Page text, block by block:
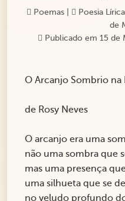
Poemas Poesia Lírica
de
Publicado em 15 de
O Arcanjo Sombrio na
de Rosy Neves
O arcanjo era uma
não uma sombra que
mas uma presença
uma silhueta que se
no veludo profundo